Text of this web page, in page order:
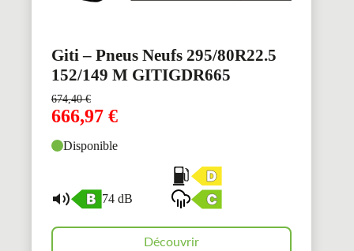
Giti – Pneus Neufs 295/80R22.5
152/149 M GITIGDR665
674,40€
666,97 €
Disponible
74 dB
Découvrir